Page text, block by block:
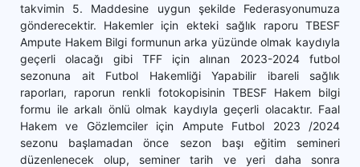
takvimin 5. Maddesine uygun şekilde Federasyonumuza
gönderecektir. Hakemler için ekteki sağlık raporu TBESF
Ampute Hakem Bilgi formunun arka yüzünde olmak kaydıyla
geçerli olacağı gibi TFF için alınan 2023-2024 futbol
sezonuna ait Futbol Hakemliği Yapabilir ibareli sağlık
raporları, raporun renkli fotokopisinin TBESF Hakem bilgi
formu ile arkalı önlü olmak kaydıyla geçerli olacaktır. Faal
Hakem ve Gözlemciler için Ampute Futbol 2023 /2024
sezonu başlamadan önce sezon başı eğitim semineri
düzenlenecek olup, seminer tarih ve yeri daha sonra